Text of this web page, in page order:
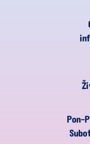
Pon-